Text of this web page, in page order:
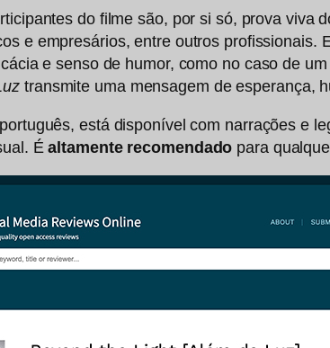
do filme são, por si só, prova viva
e empresários, entre outros
e senso de humor, como no caso de
transmite uma mensagem de esperança,
está disponível com narrações e
Éaltamente recomendado para